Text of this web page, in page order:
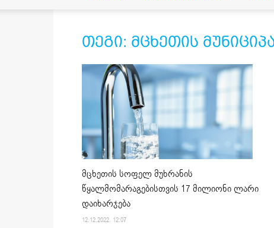
თეგი: მცხეთის
მცხეთის სოფელ მუხრანის
წყალმომარაგებისთვის 17 მილიონი ლარი
დაიხარჯება
12.12.2022. 12:07